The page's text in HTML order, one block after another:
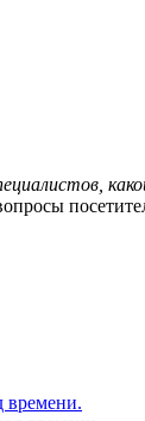
,
времени.